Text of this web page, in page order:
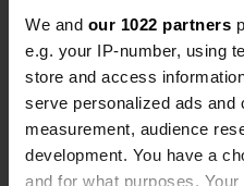
We and our 1022 partners
e.g. your IP-number, using
store and access
serve personalized ads and
measurement, audience
development. You have a
and for what purposes.
pour toutes les
Carte
Afficher sur la carte